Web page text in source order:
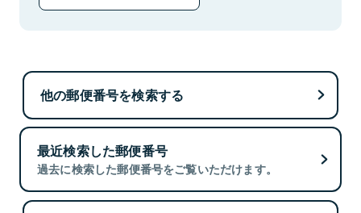
他の郵便番号を検索する
最近検索した郵便番号
過去に検索した郵便番号をご覧いただけます。